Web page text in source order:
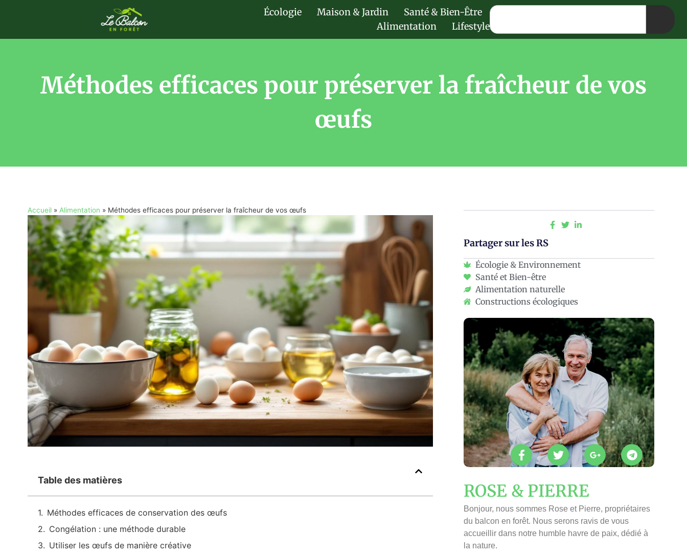
Écologie Maison & Jardin
Santé & Bien-Être
Alimentation
Lifestyle
Méthodes efficaces pour préserver la fraîcheur de vos
œufs
Accueil» Alimentation » Méthodes efficaces pour préserver la fraîcheur de vos œufs
Table des matières
Méthodes efficaces de conservation des œufs
Congélation : une méthode durable
Utiliser les œufs de manière créative
Partager sur les RS
Écologie & Environnement
Santé et Bien-être
Alimentation naturelle
Constructions écologiques
ROSE & PIERRE
Bonjour, nous sommes Rose et Pierre, propriétaires
du balcon en forêt. Nous serons ravis de vous
accueillir dans notre humble havre de paix, dédié à
la nature.